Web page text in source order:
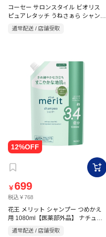
コーセー サロンスタイル ビオリス
ピュアレタッチ うねさぁら シャンプ
ー 詰替用 340ml
通常配送 / 店舗受取
￥699
税込￥768
花王 メリット シャンプー つめかえ
用 1080ml【医薬部外品】 ナチュラ
ルフローラルのやさしい香り
通常配送 / 店舗受取